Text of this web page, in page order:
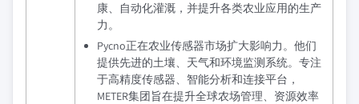
康、自动化灌溉，并提升各类农业应用的生产
力。
Pycno正在农业传感器市场扩大影响力。他们
提供先进的土壤、天气和环境监测系统。专注
于高精度传感器、智能分析和连接平台，
METER集团旨在提升全球农场管理、资源效率